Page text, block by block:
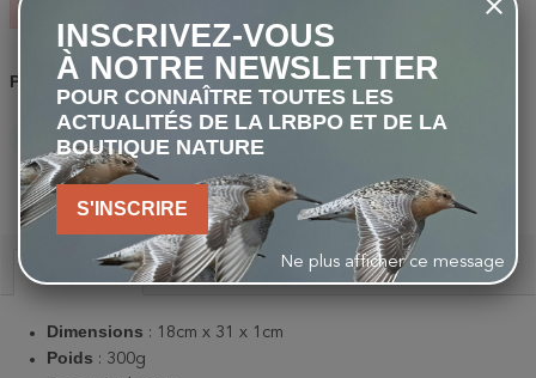
Partager
PARTAGERTWEETPINTEREST
Description
Dimensions : 18cm x 31 x 1cm
Poids : 300g
INSCRIVEZ-VOUS
À NOTRE NEWSLETTER
POUR CONNAÎTRE TOUTES LES
ACTUALITÉS DE LA LRBPO ET DE LA
BOUTIQUE NATURE
S'INSCRIRE
Ne plus afficher ce message